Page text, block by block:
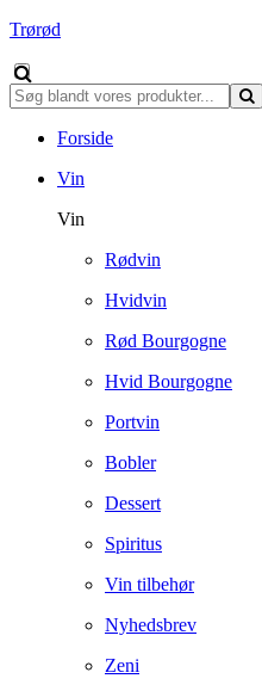
Trørød
Forside
Vin
Vin
Rødvin
Hvidvin
Rød Bourgogne
Hvid Bourgogne
Portvin
Bobler
Dessert
Spiritus
Vin tilbehør
Nyhedsbrev
Zeni